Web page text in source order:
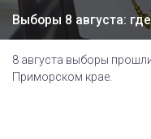
Выборы 8 августа:
8 августа выборы
Приморском крае.